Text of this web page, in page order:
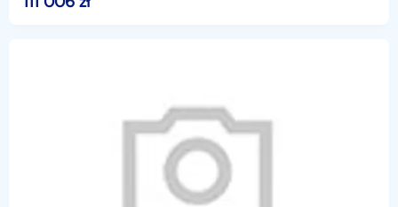
Zaufanie